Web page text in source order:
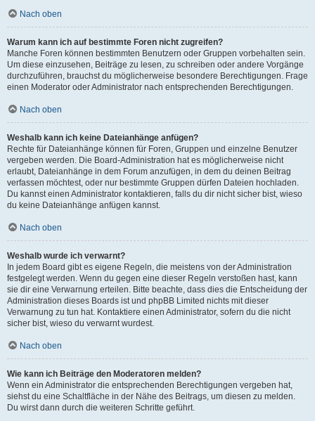
Nach oben
Warum kann ich auf bestimmte Foren nicht zugreifen?
Manche Foren können bestimmten Benutzern oder Gruppen vorbehalten sein.
Um diese einzusehen, Beiträge zu lesen, zu schreiben oder andere Vorgänge
durchzuführen, brauchst du möglicherweise besondere Berechtigungen. Frage
einen Moderator oder Administrator nach entsprechenden Berechtigungen.
Nach oben
Weshalb kann ich keine Dateianhänge anfügen?
Rechte für Dateianhänge können für Foren, Gruppen und einzelne Benutzer
vergeben werden. Die Board-Administration hat es möglicherweise nicht
erlaubt, Dateianhänge in dem Forum anzufügen, in dem du deinen Beitrag
verfassen möchtest, oder nur bestimmte Gruppen dürfen Dateien hochladen.
Du kannst einen Administrator kontaktieren, falls du dir nicht sicher bist, wieso
du keine Dateianhänge anfügen kannst.
Nach oben
Weshalb wurde ich verwarnt?
In jedem Board gibt es eigene Regeln, die meistens von der Administration
festgelegt werden. Wenn du gegen eine dieser Regeln verstoßen hast, kann
sie dir eine Verwarnung erteilen. Bitte beachte, dass dies die Entscheidung der
Administration dieses Boards ist und phpBB Limited nichts mit dieser
Verwarnung zu tun hat. Kontaktiere einen Administrator, sofern du die nicht
sicher bist, wieso du verwarnt wurdest.
Nach oben
Wie kann ich Beiträge den Moderatoren melden?
Wenn ein Administrator die entsprechenden Berechtigungen vergeben hat,
siehst du eine Schaltfläche in der Nähe des Beitrags, um diesen zu melden.
Du wirst dann durch die weiteren Schritte geführt.